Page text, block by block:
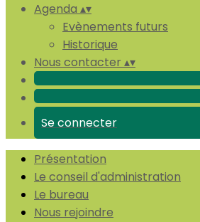
Agenda ▴▾
Evènements futurs
Historique
Nous contacter ▴▾
Se connecter
Présentation
Le conseil d'administration
Le bureau
Nous rejoindre